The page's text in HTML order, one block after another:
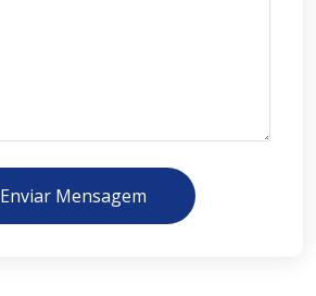
Enviar Mensagem